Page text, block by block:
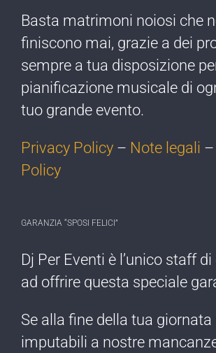
Basta matrimoni noiosi che
finiscono mai, grazie a dei
sempre a tua disposizione
pianificazione musicale di
tuo grande evento.
Privacy Policy – Note legali –
Policy
GARANZIA “SPOSI FELICI”
Dj Per Eventi è l’​unico staff
ad offrire ​questa speciale
Se alla fine della tua
imputabili a nostre